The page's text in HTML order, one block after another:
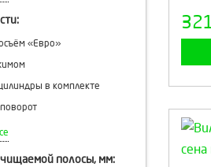
ПФУ-1200
«Евро»
в комплекте
прижимом
полосы, мм: